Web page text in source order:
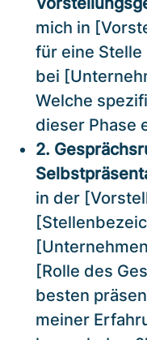
mich in
für eine
bei
Welche
dieser Phase
2.
in der
[Rolle des
besten
meiner